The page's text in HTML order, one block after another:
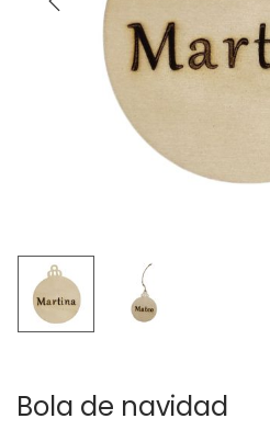
a
i
Bola de navidad